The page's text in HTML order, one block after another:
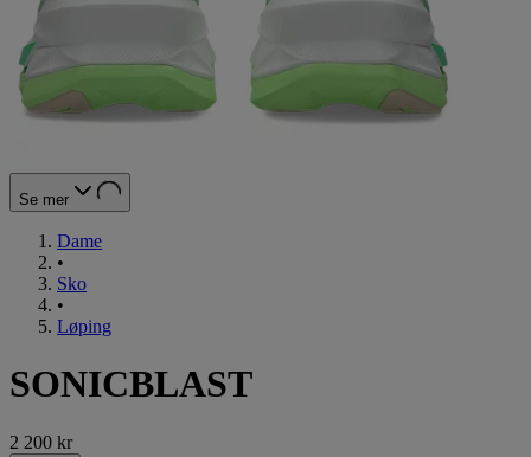
Se mer
Dame
•
Sko
•
Løping
SONICBLAST
2 200 kr